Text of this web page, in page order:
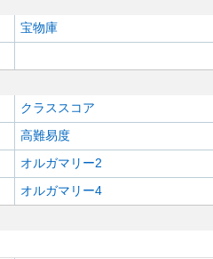
宝物庫
クラススコア
高難易度
オルガマリー2
オルガマリー4